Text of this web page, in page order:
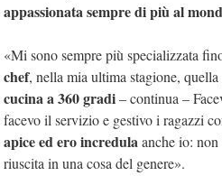
appassionata sempre di più al
«Mi sono sempre più specializzata
chef, nella mia ultima stagione,
cucina a 360 gradi– continua –
facevo il servizio e gestivo i ragazzi
apice ed ero incredulaanche io: non
riuscita in una cosa del genere».